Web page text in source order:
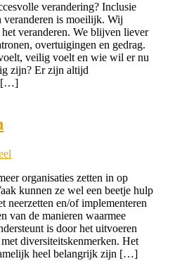
verandering? Inclusie
veranderen is moeilijk. Wij
veranderen. We blijven liever
overtuigingen en gedrag.
veilig voelt en wie wil er nu
zijn? Er zijn altijd
[…]
organisaties zetten in op
kunnen ze wel een beetje hulp
neerzetten en/of implementeren
van de manieren waarmee
is door het uitvoeren
diversiteitskenmerken. Het
heel belangrijk zijn […]